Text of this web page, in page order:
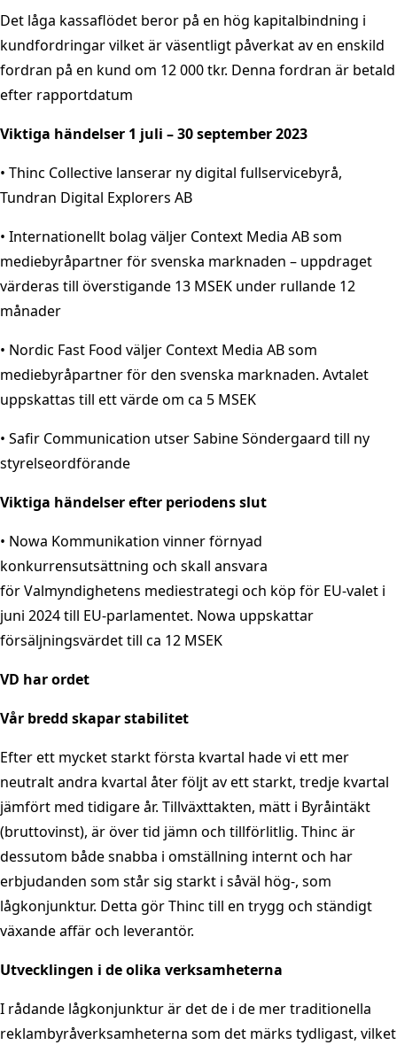
Det låga kassaflödet beror på en hög kapitalbindning i
kundfordringar vilket är väsentligt påverkat av en enskild
fordran på en kund om 12 000 tkr. Denna fordran är betald
efter rapportdatum
Viktiga händelser 1 juli – 30 september 2023
• Thinc Collective lanserar ny digital fullservicebyrå,
Tundran Digital Explorers AB
• Internationellt bolag väljer Context Media AB som
mediebyråpartner för svenska marknaden – uppdraget
värderas till överstigande 13 MSEK under rullande 12
månader
• Nordic Fast Food väljer Context Media AB som
mediebyråpartner för den svenska marknaden. Avtalet
uppskattas till ett värde om ca 5 MSEK
• Safir Communication utser Sabine Söndergaard till ny
styrelseordförande
Viktiga händelser efter periodens slut
• Nowa Kommunikation vinner förnyad
konkurrensutsättning och skall ansvara
för Valmyndighetens mediestrategi och köp för EU-valet i
juni 2024 till EU-parlamentet. Nowa uppskattar
försäljningsvärdet till ca 12 MSEK
VD har ordet
Vår bredd skapar stabilitet
Efter ett mycket starkt första kvartal hade vi ett mer
neutralt andra kvartal åter följt av ett starkt, tredje kvartal
jämfört med tidigare år. Tillväxttakten, mätt i Byråintäkt
(bruttovinst), är över tid jämn och tillförlitlig. Thinc är
dessutom både snabba i omställning internt och har
erbjudanden som står sig starkt i såväl hög-, som
lågkonjunktur. Detta gör Thinc till en trygg och ständigt
växande affär och leverantör.
Utvecklingen i de olika verksamheterna
I rådande lågkonjunktur är det de i de mer traditionella
reklambyråverksamheterna som det märks tydligast, vilket